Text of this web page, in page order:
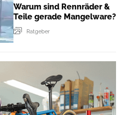
Warum sind Rennräder &
Teile gerade Mangelware?
Ratgeber